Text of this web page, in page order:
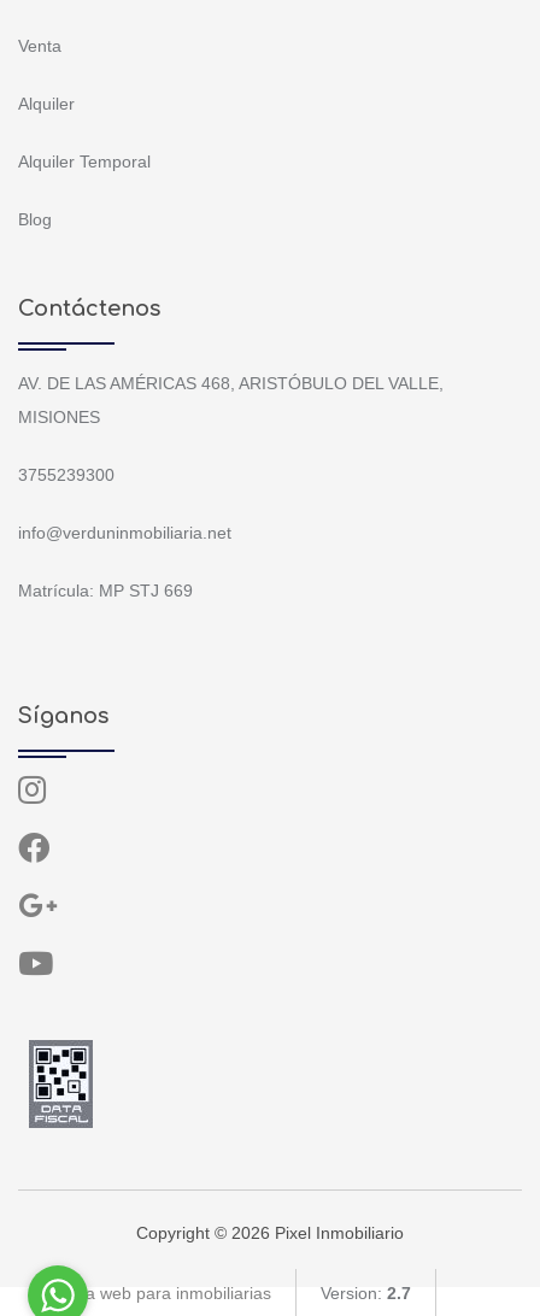
Venta
Alquiler
Alquiler Temporal
Blog
Contáctenos
AV. DE LAS AMÉRICAS 468, ARISTÓBULO DEL VALLE,
MISIONES
3755239300
info@verduninmobiliaria.net
Matrícula: MP STJ 669
Síganos
Copyright © 2026 Pixel Inmobiliario
Página web para inmobiliarias Version: 2.7